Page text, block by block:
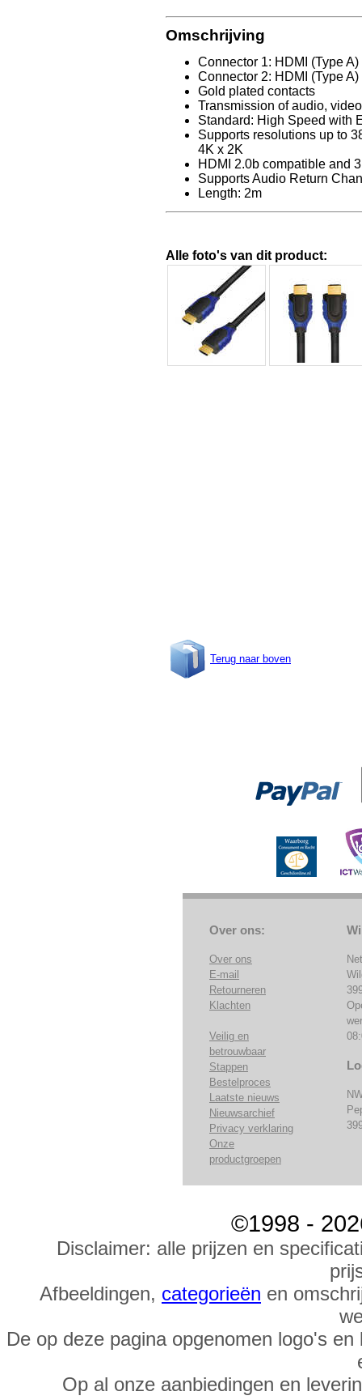
Omschrijving
Connector 1: HDMI (Type A)
Connector 2: HDMI (Type A)
Gold plated contacts
Transmission of audio,
Standard: High Speed with
Supports resolutions up to
4K x 2K
HDMI 2.0b compatible and
Supports Audio Return
Length: 2m
Alle foto's van dit product:
Terug naar boven
Over ons:
Over ons
E-mail
Retourneren
Klachten
Veilig en
betrouwbaar
Stappen
Bestelproces
Laatste nieuws
Nieuwsarchief
Privacy verklaring
Onze
productgroepen
©1998 -
Disclaimer: alle prijzen en
Afbeeldingen, categorieën en
De op deze pagina opgenomen logo's
Op al onze aanbiedingen en